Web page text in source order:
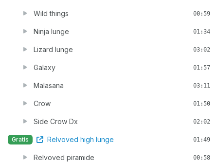
Wild things 00:59
Ninja lunge 01:34
Lizard lunge 03:02
Galaxy 01:57
Malasana 03:11
Crow 01:50
Side Crow Dx 02:02
Gratis Relvoved high lunge 01:49
Relvoved piramide 00:58